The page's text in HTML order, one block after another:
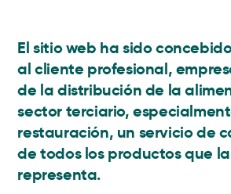
El sitio web ha sido
al cliente profesional,
de la distribución de la
sector terciario,
restauración, un servicio de
de todos los productos que
representa.